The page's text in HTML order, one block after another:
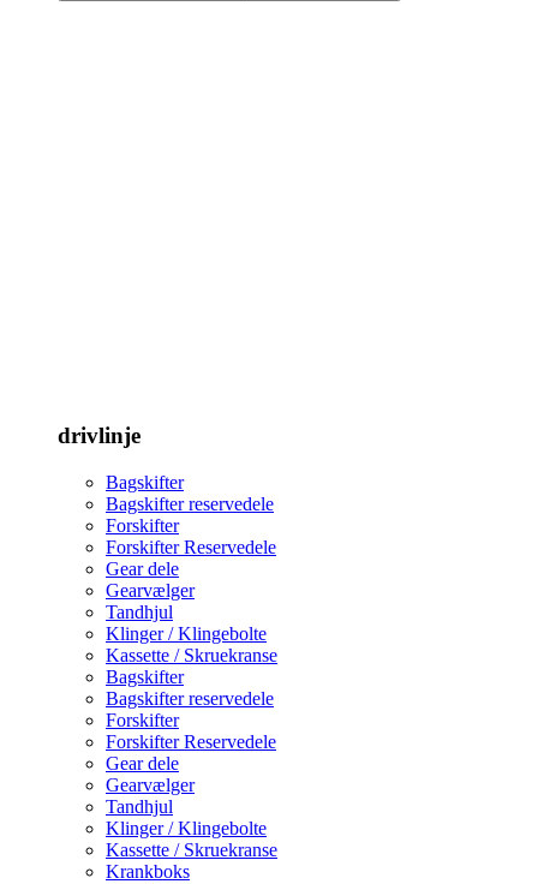
drivlinje
Bagskifter
Bagskifter reservedele
Forskifter
Forskifter Reservedele
Gear dele
Gearvælger
Tandhjul
Klinger / Klingebolte
Kassette / Skruekranse
Bagskifter
Bagskifter reservedele
Forskifter
Forskifter Reservedele
Gear dele
Gearvælger
Tandhjul
Klinger / Klingebolte
Kassette / Skruekranse
Krankboks